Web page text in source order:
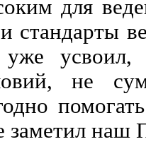
для
стандарты
усвоил,
не
заметил наш